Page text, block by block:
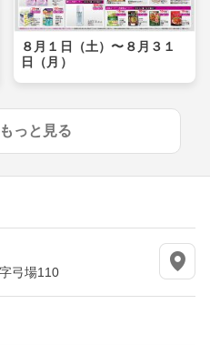
８月１日（土）〜８月３１
日（月）
っと見る
弓場110